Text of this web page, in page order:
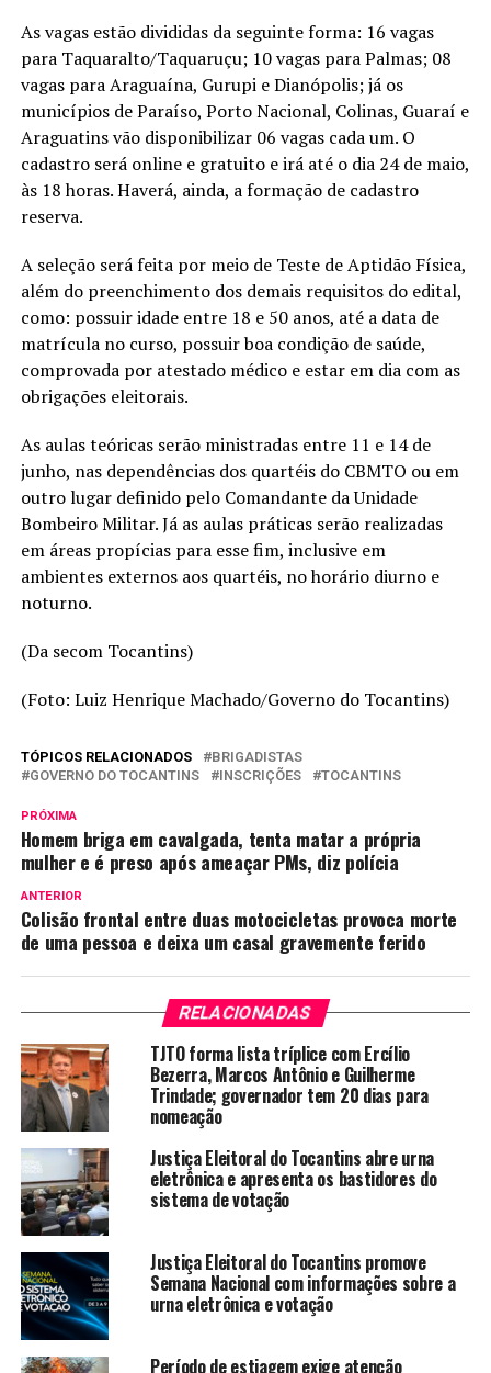
As vagas estão divididas da seguinte forma: 16 vagas
para Taquaralto/Taquaruçu; 10 vagas para Palmas; 08
vagas para Araguaína, Gurupi e Dianópolis; já os
municípios de Paraíso, Porto Nacional, Colinas, Guaraí e
Araguatins vão disponibilizar 06 vagas cada um. O
cadastro será online e gratuito e irá até o dia 24 de maio,
às 18 horas. Haverá, ainda, a formação de cadastro
reserva.
A seleção será feita por meio de Teste de Aptidão Física,
além do preenchimento dos demais requisitos do edital,
como: possuir idade entre 18 e 50 anos, até a data de
matrícula no curso, possuir boa condição de saúde,
comprovada por atestado médico e estar em dia com as
obrigações eleitorais.
As aulas teóricas serão ministradas entre 11 e 14 de
junho, nas dependências dos quartéis do CBMTO ou em
outro lugar definido pelo Comandante da Unidade
Bombeiro Militar. Já as aulas práticas serão realizadas
em áreas propícias para esse fim, inclusive em
ambientes externos aos quartéis, no horário diurno e
noturno.
(Da secom Tocantins)
(Foto: Luiz Henrique Machado/Governo do Tocantins)
TÓPICOS RELACIONADOS
BRIGADISTAS
GOVERNO DO TOCANTINS
INSCRIÇÕES TOCANTINS
PRÓXIMA
Homem briga em cavalgada, tenta matar a própria
mulher e é preso após ameaçar PMs, diz polícia
ANTERIOR
Colisão frontal entre duas motocicletas provoca morte
de uma pessoa e deixa um casal gravemente ferido
RELACIONADAS
TJTO forma lista tríplice com Ercílio
Bezerra, Marcos Antônio e Guilherme
Trindade; governador tem 20 dias para
nomeação
Justiça Eleitoral do Tocantins abre urna
eletrônica e apresenta os bastidores do
sistema de votação
Justiça Eleitoral do Tocantins promove
Semana Nacional com informações sobre a
urna eletrônica e votação
Período de estiagem exige atenção